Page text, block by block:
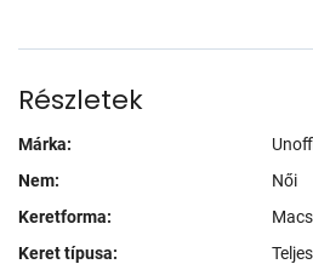
Részletek
Márka:
Nem:
Női
Keretforma:
Keret típusa: